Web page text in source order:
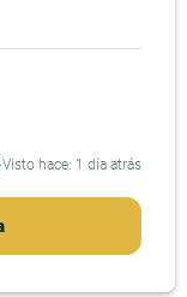
Visto hace: 1 día atrás